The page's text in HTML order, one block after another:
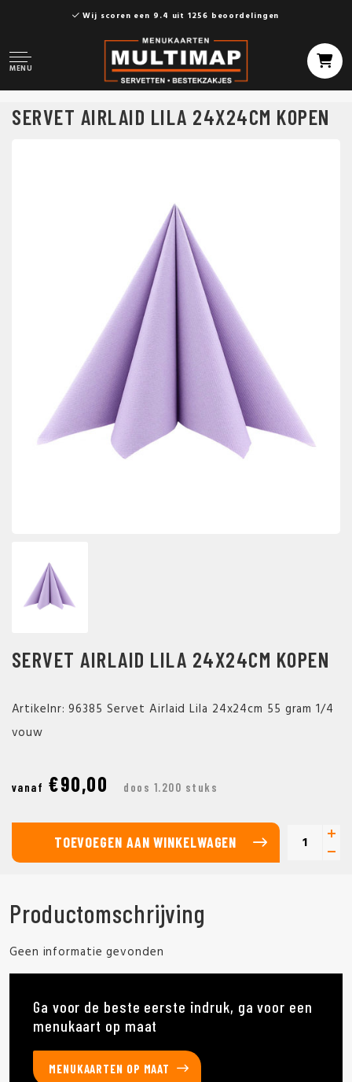
Wij scoren een 9.4 uit 1256 beoordelingen
MENU
SERVET AIRLAID LILA 24X24CM KOPEN
SERVET AIRLAID LILA 24X24CM KOPEN
Artikelnr: 96385 Servet Airlaid Lila 24x24cm 55 gram 1/4
vouw
vanaf €90,00 doos 1.200 stuks
TOEVOEGEN AAN WINKELWAGEN
Productomschrijving
Geen informatie gevonden
Ga voor de beste eerste indruk, ga voor een
menukaart op maat
MENUKAARTEN OP MAAT